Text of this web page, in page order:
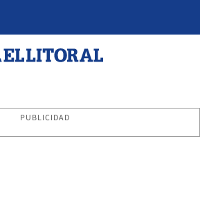
PUBLICIDAD